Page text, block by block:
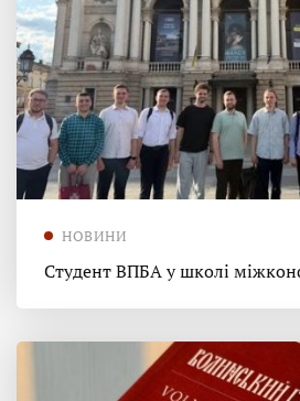
НОВИНИ
Студент ВПБА у школі